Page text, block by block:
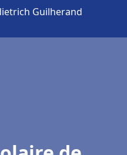
Guilherand